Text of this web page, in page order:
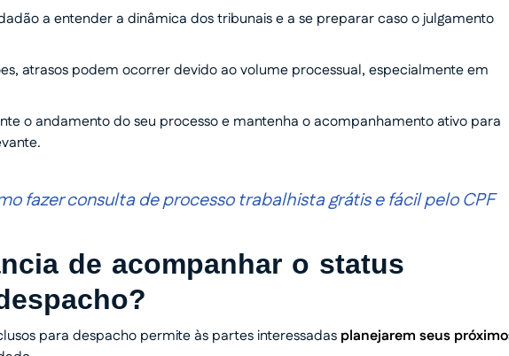
a entender a dinâmica dos tribunais e a se preparar caso o julgamento
atrasos podem ocorrer devido ao volume processual, especialmente em
o andamento do seu processo e mantenha o acompanhamento ativo para
fazer consulta de processo trabalhista grátis e fácil pelo CPF
de acompanhar o status
para despacho permite às partes interessadas planejarem seus